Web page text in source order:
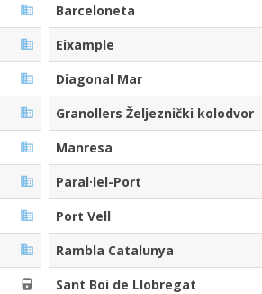
Barceloneta
Eixample
Diagonal Mar
Granollers Željeznički kolodvor
Manresa
Paral·lel-Port
Port Vell
Rambla Catalunya
Sant Boi de Llobregat